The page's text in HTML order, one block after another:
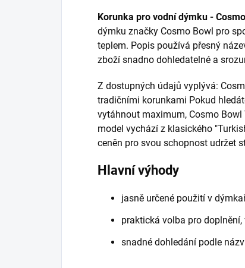
Korunka pro vodní dýmku -
dýmku značky Cosmo Bowl pro
teplem. Popis používá přesný
zboží snadno dohledatelné a
Z dostupných údajů vyplývá:
tradičními korunkami Pokud
vytáhnout maximum, Cosmo
model vychází z klasického
ceněn pro svou schopnost udržet
Hlavní výhody
jasně určené použití v
praktická volba pro
snadné dohledání podle